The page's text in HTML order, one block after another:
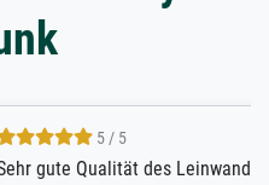
Leinwanddrucks und